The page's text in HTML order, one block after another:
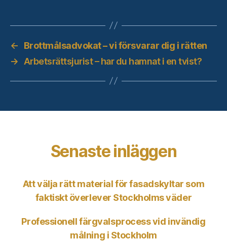
←
Brottmålsadvokat – vi försvarar dig i rätten
→
Arbetsrättsjurist – har du hamnat i en tvist?
Senaste inläggen
Att välja rätt material för fasadskyltar som
faktiskt överlever Stockholms väder
Professionell färgvalsprocess vid invändig
målning i Stockholm